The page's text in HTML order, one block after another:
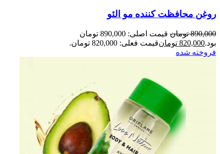
روغن محافظت کننده مو الئو
890,000 تومان
قیمت اصلی: 890,000 تومان
بود.820,000 تومانقیمت فعلی: 820,000 تومان.
فروخته شده